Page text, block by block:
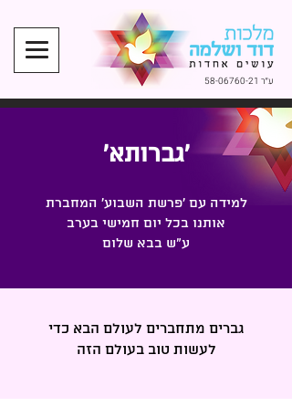
ע״ר 58-06760-21
'גברותא'
למידה עם 'פרשת השבוע' המחברת
אותנו בכל יום חמישי בערב
ע"ש בבא שלום
גברים מתחברים לעולם הבא כדי
לעשות טוב בעולם הזה